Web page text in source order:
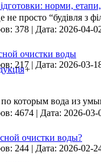
+
норми,
просто “будівля з
378 | Дата: 2026-04-
очистки воды
217 | Дата: 2026-03-
которым вода из
4674 | Дата: 2026-03-
очистки воды?
244 | Дата: 2026-02-